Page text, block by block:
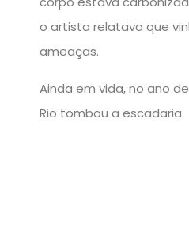
o artista relatava que
ameaças.
Ainda em vida, no ano
Rio tombou a escadaria.